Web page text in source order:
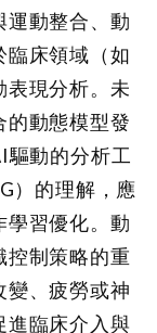
運動整合、動
臨床領域（如
表現分析。未
的動態模型發
驅動的分析工
）的理解，應
學習優化。動
控制策略的重
變、疲勞或神
進臨床介入與